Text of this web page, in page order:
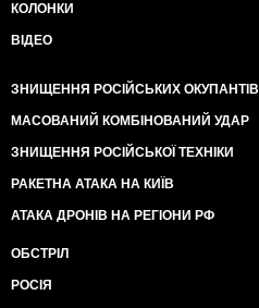
КОЛОНКИ
ВІДЕО
ЗНИЩЕННЯ РОСІЙСЬКИХ ОКУПАНТІВ
МАСОВАНИЙ КОМБІНОВАНИЙ УДАР
ЗНИЩЕННЯ РОСІЙСЬКОЇ ТЕХНІКИ
РАКЕТНА АТАКА НА КИЇВ
АТАКА ДРОНІВ НА РЕГІОНИ РФ
ОБСТРІЛ
РОСІЯ